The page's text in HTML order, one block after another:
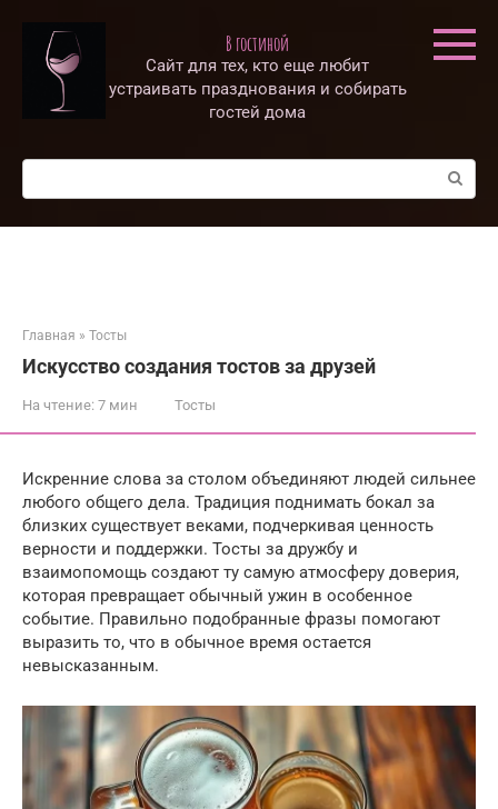
контенту
В гостиной
Сайт для тех, кто еще любит
устраивать празднования и собирать
гостей дома
Поиск:
Главная » Тосты
Искусство создания тостов за друзей
На чтение: 7 мин Тосты
Искренние слова за столом объединяют людей сильнее
любого общего дела. Традиция поднимать бокал за
близких существует веками, подчеркивая ценность
верности и поддержки. Тосты за дружбу и
взаимопомощь создают ту самую атмосферу доверия,
которая превращает обычный ужин в особенное
событие. Правильно подобранные фразы помогают
выразить то, что в обычное время остается
невысказанным.